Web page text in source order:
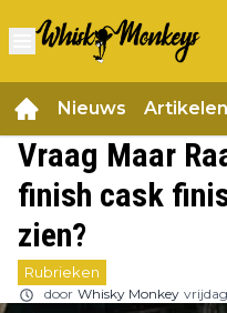
Nieuws Artikelen
Vraag Maar
finish cask
zien?
Rubrieken
door Whisky Monkey